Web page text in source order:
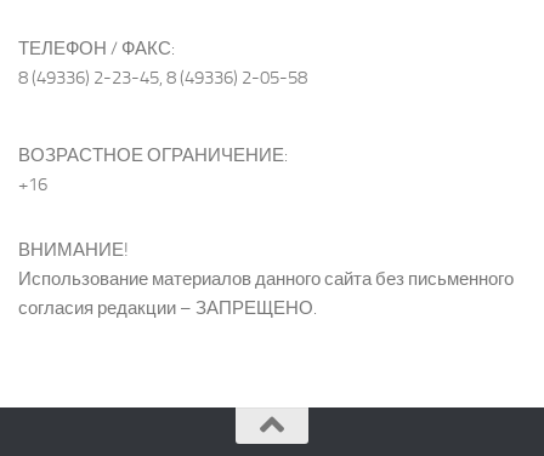
ТЕЛЕФОН / ФАКС:
8 (49336) 2-23-45, 8 (49336) 2-05-58
ВОЗРАСТНОЕ ОГРАНИЧЕНИЕ:
+16
ВНИМАНИЕ!
Использование материалов данного сайта без письменного
согласия редакции – ЗАПРЕЩЕНО.